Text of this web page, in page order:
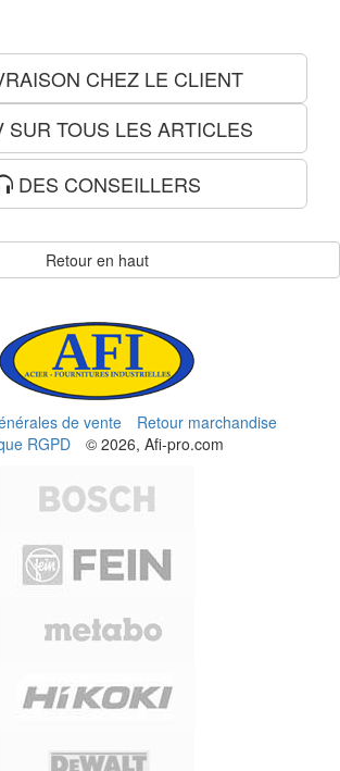
CHEZ LE CLIENT
TOUS LES ARTICLES
DES CONSEILLERS
Retour en haut
de vente
Retour marchandise
RGPD
© 2026, Afi-pro.com